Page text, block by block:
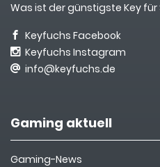
Was ist der günstigste Key für
Keyfuchs Facebook
Keyfuchs Instagram
info@keyfuchs.de
Gaming aktuell
Gaming-News